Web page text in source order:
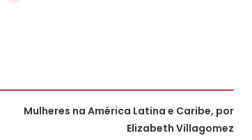
Mulheres na América Latina e Caribe, por
Elizabeth Villagomez